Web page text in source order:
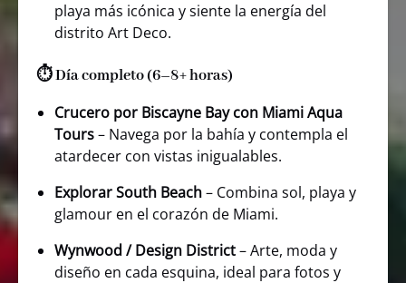
playa más icónica y siente la energía del
distrito Art Deco.
⏱️ Día completo (6–8+ horas)
Crucero por Biscayne Bay con Miami Aqua
Tours– Navega por la bahía y contempla el
atardecer con vistas inigualables.
Explorar South Beach– Combina sol, playa y
glamour en el corazón de Miami.
Wynwood / Design District– Arte, moda y
diseño en cada esquina, ideal para fotos y